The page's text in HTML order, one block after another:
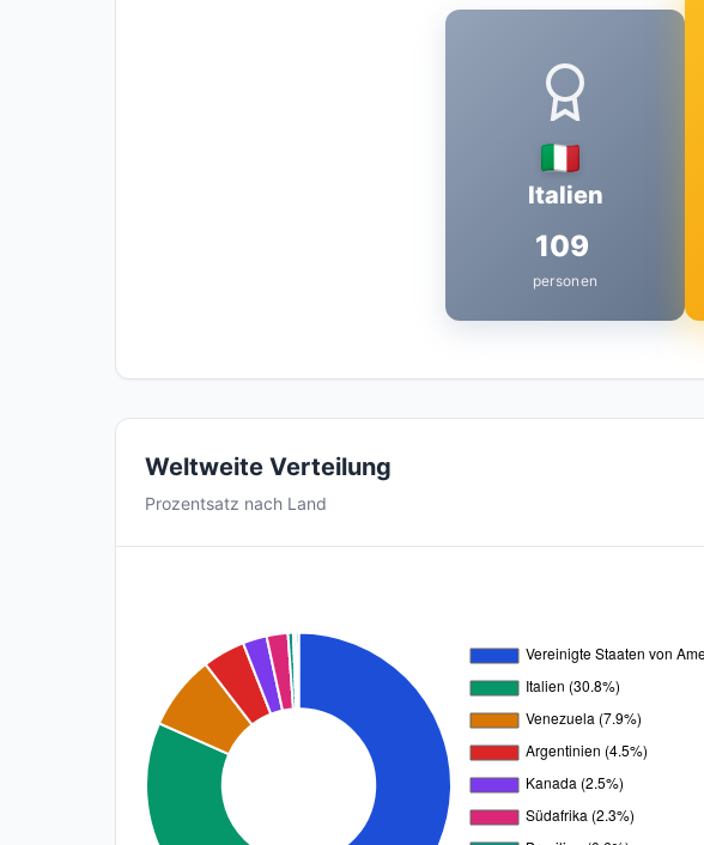
Italien
109
personen
Weltweite Verteilung
Prozentsatz nach Land